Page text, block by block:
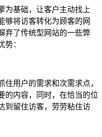
为基础，让客户主动找上
够将访客转化为顾客的网
弃了传统型网站的一些弊
势：
用户的需求和次需求点，
的内容，同时，在恰当的位
到留住访客，劳劳粘住访